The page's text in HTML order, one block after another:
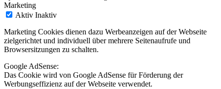
Marketing
Aktiv Inaktiv
Marketing Cookies dienen dazu Werbeanzeigen auf der Webseite
zielgerichtet und individuell über mehrere Seitenaufrufe und
Browsersitzungen zu schalten.
Google AdSense:
Das Cookie wird von Google AdSense für Förderung der
Werbungseffizienz auf der Webseite verwendet.